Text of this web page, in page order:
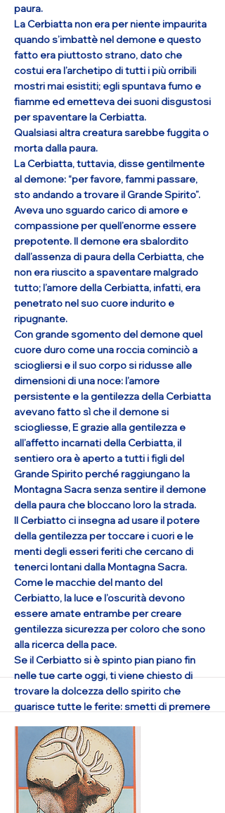
paura.
La Cerbiatta non era per niente impaurita
quando s’imbattè nel demone e questo
fatto era piuttosto strano, dato che
costui era l’archetipo di tutti i più orribili
mostri mai esistiti; egli spuntava fumo e
fiamme ed emetteva dei suoni disgustosi
per spaventare la Cerbiatta.
Qualsiasi altra creatura sarebbe fuggita o
morta dalla paura.
La Cerbiatta, tuttavia, disse gentilmente
al demone: “per favore, fammi passare,
sto andando a trovare il Grande Spirito”.
Aveva uno sguardo carico di amore e
compassione per quell’enorme essere
prepotente. Il demone era sbalordito
dall’assenza di paura della Cerbiatta, che
non era riuscito a spaventare malgrado
tutto; l’amore della Cerbiatta, infatti, era
penetrato nel suo cuore indurito e
ripugnante.
Con grande sgomento del demone quel
cuore duro come una roccia cominciò a
sciogliersi e il suo corpo si ridusse alle
dimensioni di una noce: l’amore
persistente e la gentilezza della Cerbiatta
avevano fatto sì che il demone si
sciogliesse, E grazie alla gentilezza e
all’affetto incarnati della Cerbiatta, il
sentiero ora è aperto a tutti i figli del
Grande Spirito perché raggiungano la
Montagna Sacra senza sentire il demone
della paura che bloccano loro la strada.
Il Cerbiatto ci insegna ad usare il potere
della gentilezza per toccare i cuori e le
menti degli esseri feriti che cercano di
tenerci lontani dalla Montagna Sacra.
Come le macchie del manto del
Cerbiatto, la luce e l’oscurità devono
essere amate entrambe per creare
gentilezza sicurezza per coloro che sono
alla ricerca della pace.
Se il Cerbiatto si è spinto pian piano fin
nelle tue carte oggi, ti viene chiesto di
trovare la dolcezza dello spirito che
guarisce tutte le ferite: smetti di premere
cambino e amali così come sono, usa la
delicatezza nella tua situazione attuale e
divieni come la brezza estiva: calda e
amabile. Questo è lo strumento per
risolvere il tuo dilemma. Se la userai,